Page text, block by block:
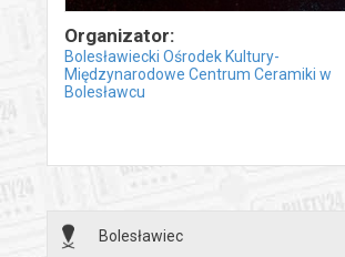
Organizator:
Bolesławiecki Ośrodek Kultury-
Międzynarodowe Centrum Ceramiki w
Bolesławcu
Bolesławiec